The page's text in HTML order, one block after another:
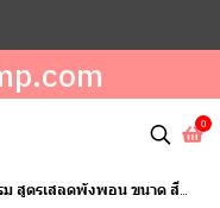
0
ลดพังพอน ขนาด สีเขียว 20 / 50 / 100 กรัม